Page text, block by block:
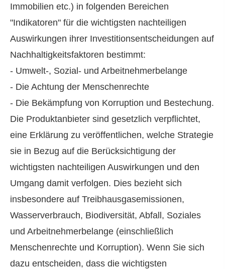
Immobilien etc.) in folgenden Bereichen
"Indikatoren" für die wichtigsten nachteiligen
Auswirkungen ihrer Investitionsentscheidungen auf
Nachhaltigkeitsfaktoren bestimmt:
- Umwelt-, Sozial- und Arbeitnehmerbelange
- Die Achtung der Menschenrechte
- Die Bekämpfung von Korruption und Bestechung.
Die Produktanbieter sind gesetzlich verpflichtet,
eine Erklärung zu veröffentlichen, welche Strategie
sie in Bezug auf die Berücksichtigung der
wichtigsten nachteiligen Auswirkungen und den
Umgang damit verfolgen. Dies bezieht sich
insbesondere auf Treibhausgasemissionen,
Wasserverbrauch, Biodiversität, Abfall, Soziales
und Arbeitnehmerbelange (einschließlich
Menschenrechte und Korruption). Wenn Sie sich
dazu entscheiden, dass die wichtigsten